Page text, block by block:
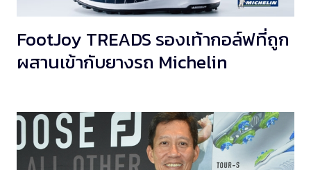
FootJoy TREADS รองเท้ากอล์ฟที่ถูก
ผสานเข้ากับยางรถ Michelin